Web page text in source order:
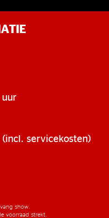
servicekosten)
show.
voorraad strekt.